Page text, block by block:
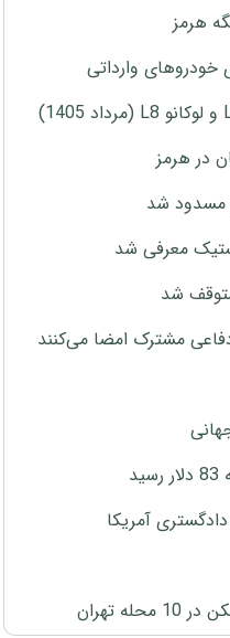
هرمز
خودروهای وارداتی
در هرمز
مسدود شد
معرفی شد
شد
مشترک امضا می‌کنند
تهران